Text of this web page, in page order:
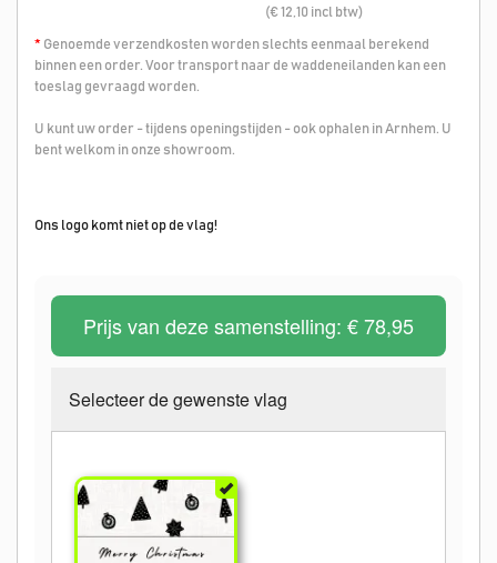
(€ 12,10 incl btw)
* Genoemde verzendkosten worden slechts eenmaal berekend
binnen een order. Voor transport naar de waddeneilanden kan een
toeslag gevraagd worden.
U kunt uw order - tijdens openingstijden - ook ophalen in Arnhem. U
bent welkom in onze showroom.
Ons logo komt niet op de vlag!
Prijs van deze samenstelling: € 78,95
Selecteer de gewenste vlag